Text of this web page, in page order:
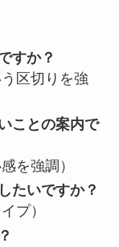
すか？
区切りを強
ことの案内で
を強調）
たいですか？
プ）